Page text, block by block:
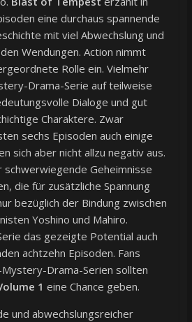
eine durchaus spannende
mit viel Abwechslung und
Wendungen. Action nimmt
Rolle ein. Vielmehr
Drama-Serie auf teilweise
Dialoge und gut
Charaktere. Zwar
sechs Episoden auch einige
sich aber nicht allzu negativ aus.
schwerwiegende Geheimnisse
die für zusätzliche Spannung
bezüglich der Bindung zwischen
Yoshino und Mahiro.
das gezeigte Potential auch
achtzehn Episoden. Fans
Drama-Serien sollten
1 eine Chance geben.
und abwechslungsreicher